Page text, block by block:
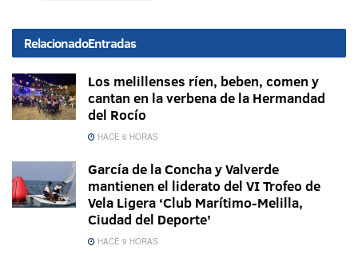
RelacionadoEntradas
Los melillenses ríen, beben, comen y
cantan en la verbena de la Hermandad
del Rocío
HACE 6 HORAS
García de la Concha y Valverde
mantienen el liderato del VI Trofeo de
Vela Ligera ‘Club Marítimo-Melilla,
Ciudad del Deporte’
HACE 9 HORAS